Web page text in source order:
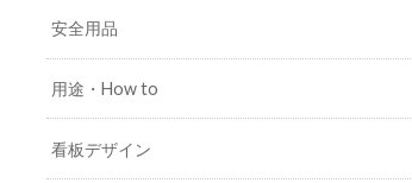
安全用品
用途・How to
看板デザイン